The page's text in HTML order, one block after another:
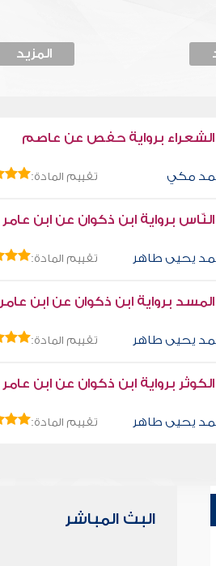
المزيد
برواية حفص عن عاصم
مكي تقييم المادة:
برواية ابن ذكوان عن ابن عامر
يحيى طاهر تقييم المادة:
برواية ابن ذكوان عن ابن عامر
يحيى طاهر تقييم المادة:
برواية ابن ذكوان عن ابن عامر
يحيى طاهر تقييم المادة:
البث المباشر